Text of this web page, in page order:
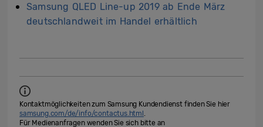
Samsung QLED Line-up 2019 ab Ende März
deutschlandweit im Handel erhältlich
Kontaktmöglichkeiten zum Samsung Kundendienst finden Sie hier
samsung.com/de/info/contactus.html
Für Medienanfragen wenden Sie sich bitte an